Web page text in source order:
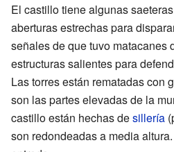
El castillo tiene algunas
aberturas estrechas para
señales de que tuvo matacanes
estructuras salientes para
Las torres están rematadas con
son las partes elevadas de la
castillo están hechas desillería
son redondeadas a media